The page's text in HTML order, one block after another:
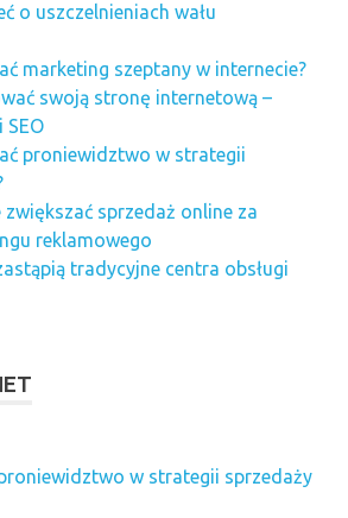
o uszczelnieniach wału
marketing szeptany w internecie?
swoją stronę internetową –
SEO
proniewidztwo w strategii
zwiększać sprzedaż online za
reklamowego
tradycyjne centra obsługi
w strategii sprzedaży